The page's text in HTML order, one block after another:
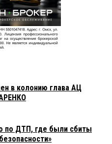
в колонию глава АЦ
по ДТП, где были сбиты